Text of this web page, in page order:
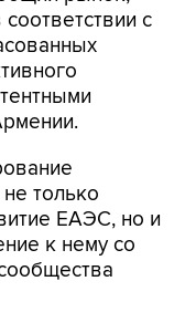
с
только
ЕАЭС, но и
к нему со